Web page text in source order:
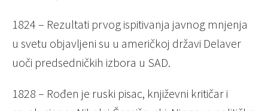
1824 – Rezultati prvog ispitivanja javnog mnjenja
u svetu objavljeni su u američkoj državi Delaver
uoči predsedničkih izbora u SAD.
1828 – Rođen je ruski pisac, književni kritičar i